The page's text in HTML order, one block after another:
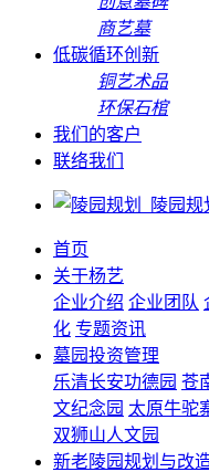
商艺墓
低碳循环创新
铜艺术品
环保石棺
我们的客户
联络我们
首页
关于杨艺
企业介绍 企业团队
化 专题资讯
墓园投资管理
乐清长安功德园 苍
文纪念园 太原牛驼
双狮山人文园
新老陵园规划与改